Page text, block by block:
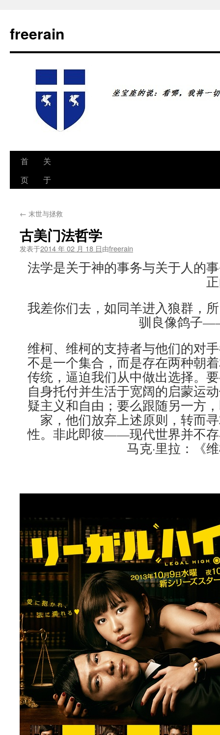
freerain
跳
至
文
首
页
关
于
← 末世与拯救
古美门法哲学
发表于2014 年 02 月 18 日由freerain
法学是关于神的事务与关于人的
我差你们去，如同羊进入狼群，
驯良像鸽子
维柯、维柯的支持者与他们的对
不是一个集合，而是存在两种朝
传统，逼迫我们从中做出选择。
自身托付并生活于宽阔的启蒙运
疑主义和自由；要么跟随另一方
家，他们放弃上述原则，转而
性。非此即彼——现代世界并不
马克·里拉：《